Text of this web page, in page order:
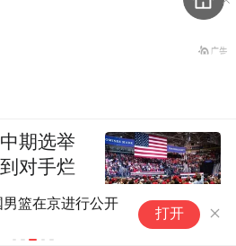
篮在京进行公开
打开
期选举
对手烂